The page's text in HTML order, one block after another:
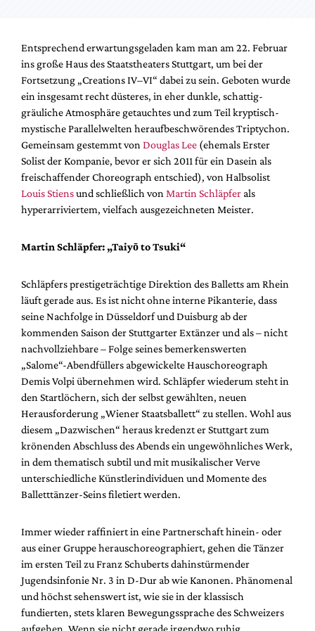
Entsprechend erwartungsgeladen kam man am 22. Februar
ins große Haus des Staatstheaters Stuttgart, um bei der
Fortsetzung „Creations IV–VI“ dabei zu sein. Geboten wurde
ein insgesamt recht düsteres, in eher dunkle, schattig-
gräuliche Atmosphäre getauchtes und zum Teil kryptisch-
mystische Parallelwelten heraufbeschwörendes Triptychon.
Gemeinsam gestemmt von Douglas Lee (ehemals Erster
Solist der Kompanie, bevor er sich 2011 für ein Dasein als
freischaffender Choreograph entschied), von Halbsolist
Louis Stiensund schließlich von Martin Schläpfer als
hyperarriviertem, vielfach ausgezeichneten Meister.
Martin Schläpfer: „Taiyō to Tsuki“
Schläpfers prestigeträchtige Direktion des Balletts am Rhein
läuft gerade aus. Es ist nicht ohne interne Pikanterie, dass
seine Nachfolge in Düsseldorf und Duisburg ab der
kommenden Saison der Stuttgarter Extänzer und als – nicht
nachvollziehbare – Folge seines bemerkenswerten
„Salome“-Abendfüllers abgewickelte Hauschoreograph
Demis Volpi übernehmen wird. Schläpfer wiederum steht in
den Startlöchern, sich der selbst gewählten, neuen
Herausforderung „Wiener Staatsballett“ zu stellen. Wohl aus
diesem „Dazwischen“ heraus kredenzt er Stuttgart zum
krönenden Abschluss des Abends ein ungewöhnliches Werk,
in dem thematisch subtil und mit musikalischer Verve
unterschiedliche Künstlerindividuen und Momente des
Balletttänzer-Seins filetiert werden.
Immer wieder raffiniert in eine Partnerschaft hinein- oder
aus einer Gruppe herauschoreographiert, gehen die Tänzer
im ersten Teil zu Franz Schuberts dahinstürmender
Jugendsinfonie Nr. 3 in D-Dur ab wie Kanonen. Phänomenal
und höchst sehenswert ist, wie sie in der klassisch
fundierten, stets klaren Bewegungssprache des Schweizers